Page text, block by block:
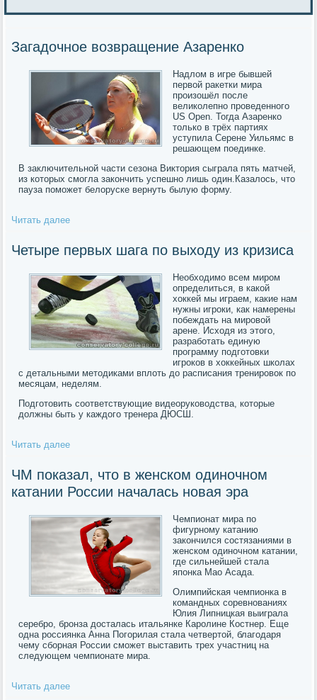
Загадочное возвращение Азаренко
Надлом в игре бывшей
первой ракетки мира
произошёл после
великолепно проведенного
US Open. Тогда Азаренко
только в трёх партиях
уступила Серене Уильямс в
решающем поединке.
В заключительной части сезона Виктория сыграла пять матчей,
из которых смогла закончить успешно лишь один.Казалось, что
пауза поможет белоруске вернуть былую форму.
Читать далее
Четыре первых шага по выходу из кризиса
Необходимо всем миром
определиться, в какой
хоккей мы играем, какие нам
нужны игроки, как намерены
побеждать на мировой
арене. Исходя из этого,
разработать единую
программу подготовки
игроков в хоккейных школах
с детальными методиками вплоть до расписания тренировок по
месяцам, неделям.
Подготовить соответствующие видеоруководства, которые
должны быть у каждого тренера ДЮСШ.
Читать далее
ЧМ показал, что в женском одиночном
катании России началась новая эра
Чемпионат мира по
фигурному катанию
закончился состязаниями в
женском одиночном катании,
где сильнейшей стала
японка Мао Асада.
Олимпийская чемпионка в
командных соревнованиях
Юлия Липницкая выиграла
серебро, бронза досталась итальянке Каролине Костнер. Еще
одна россиянка Анна Погорилая стала четвертой, благодаря
чему сборная России сможет выставить трех участниц на
следующем чемпионате мира.
Читать далее